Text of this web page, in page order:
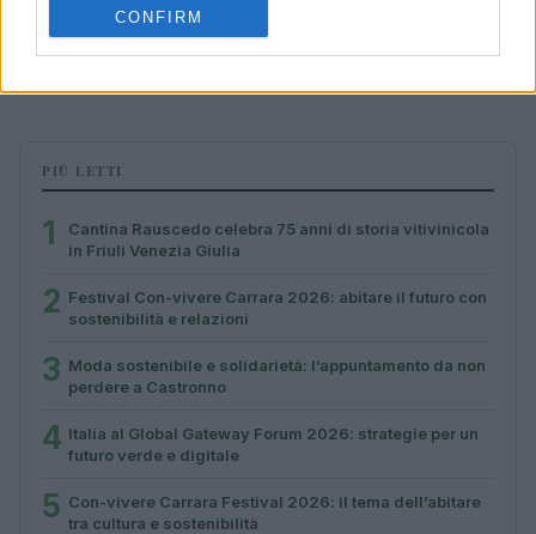
CONFIRM
Moda sostenibile e solidarietà: l’appuntamento da non
perdere a Castronno
PIÙ LETTI
1
Cantina Rauscedo celebra 75 anni di storia vitivinicola
in Friuli Venezia Giulia
2 Festival Con-vivere Carrara 2026: abitare il futuro con
sostenibilità e relazioni
3 Moda sostenibile e solidarietà: l’appuntamento da non
perdere a Castronno
4 Italia al Global Gateway Forum 2026: strategie per un
futuro verde e digitale
5 Con-vivere Carrara Festival 2026: il tema dell’abitare
tra cultura e sostenibilità